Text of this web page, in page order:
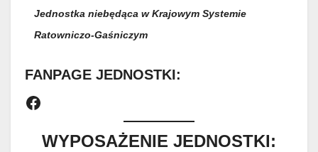
Jednostka niebędąca w Krajowym Systemie
Ratowniczo-Gaśniczym
FANPAGE JEDNOSTKI:
Facebook
WYPOSAŻENIE JEDNOSTKI: